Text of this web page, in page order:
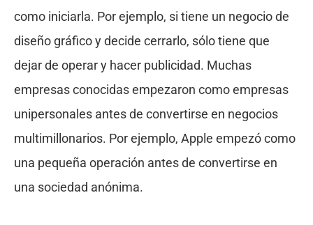
como iniciarla. Por ejemplo, si tiene un negocio de
diseño gráfico y decide cerrarlo, sólo tiene que
dejar de operar y hacer publicidad. Muchas
empresas conocidas empezaron como empresas
unipersonales antes de convertirse en negocios
multimillonarios. Por ejemplo, Apple empezó como
una pequeña operación antes de convertirse en
una sociedad anónima.